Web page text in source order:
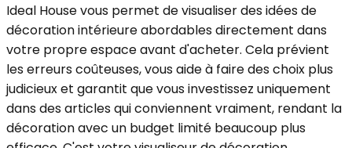
Ideal House vous permet de visualiser des idées de
décoration intérieure abordables directement dans
votre propre espace avant d'acheter. Cela prévient
les erreurs coûteuses, vous aide à faire des choix plus
judicieux et garantit que vous investissez uniquement
dans des articles qui conviennent vraiment, rendant la
décoration avec un budget limité beaucoup plus